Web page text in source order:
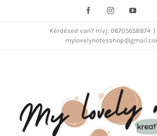
FacebookInstagram
Kérdésed van? Hívj: 06705658874